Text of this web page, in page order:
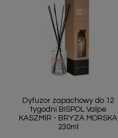
Dyfuzor zapachowy do 12
tygodni BISPOL Valpe
KASZMIR - BRYZA MORSKA
230ml